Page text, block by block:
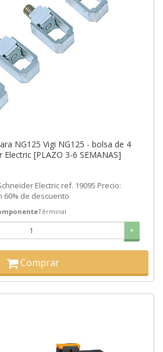
NG125 Vigi NG125 - bolsa de 4
Electric [PLAZO 3-6 SEMANAS]
Electric ref. 19095 Precio:
60% de descuento
Términal
+
Comprar